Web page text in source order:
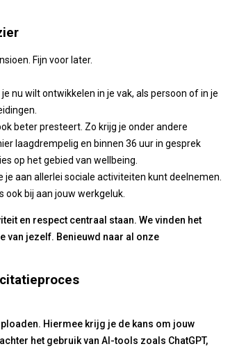
Fijn voor later.
nu wilt ontwikkelen in je vak, als persoon of in je
beter presteert. Zo krijg je onder andere
laagdrempelig en binnen 36 uur in gesprek
op het gebied van wellbeing.
aan allerlei sociale activiteiten kunt deelnemen.
bij aan jouw werkgeluk.
en respect centraal staan. We vinden het
van jezelf. Benieuwd naar al onze
Hiermee krijg je de kans om jouw
het gebruik van AI-tools zoals ChatGPT,